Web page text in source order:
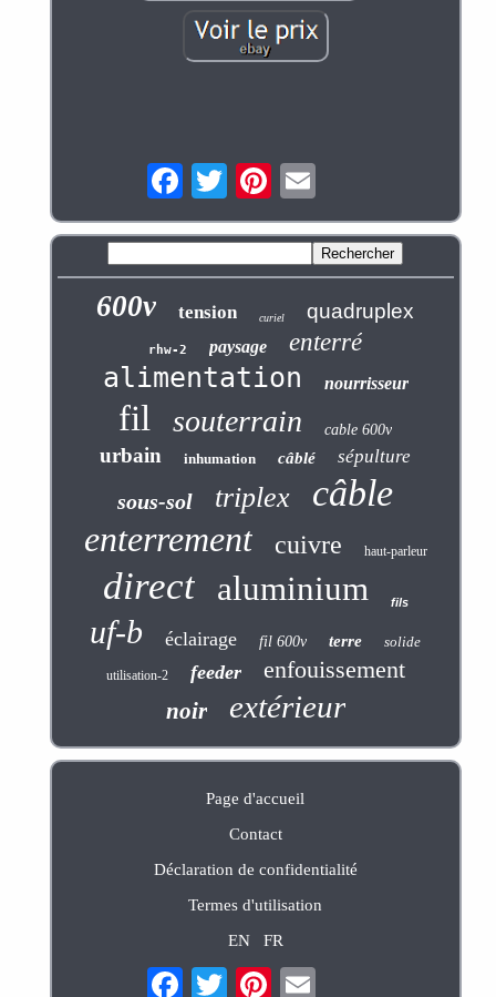
600v tension curiel quadruplex
rhw-2 paysage enterré
alimentation nourrisseur
fil souterrain cable 600v
urbain inhumation câblé sépulture
sous-sol triplex câble
enterrement cuivre haut-parleur
direct aluminium fils
uf-b éclairage fil 600v terre solide
utilisation-2 feeder enfouissement
noir extérieur
Page d'accueil
Contact
Déclaration de confidentialité
Termes d'utilisation
EN
FR